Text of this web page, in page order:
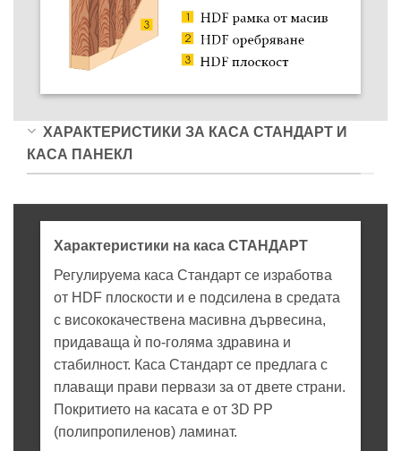
ХАРАКТЕРИСТИКИ ЗА КАСА СТАНДАРТ И
КАСА ПАНЕКЛ
Характеристики на каса СТАНДАРТ
Регулируема каса Стандарт се изработва
от HDF плоскости и е подсилена в средата
с висококачествена масивна дървесина,
придаваща ѝ по-голяма здравина и
стабилност. Каса Стандарт се предлага с
плаващи прави первази за от двете страни.
Покритието на касата е от 3D PP
(полипропиленов) ламинат.